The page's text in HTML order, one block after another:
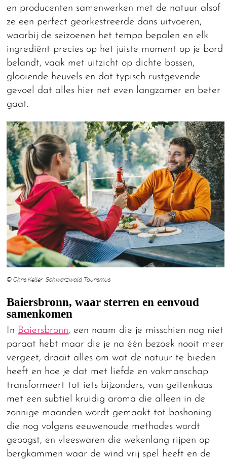
en producenten samenwerken met de natuur alsof
ze een perfect georkestreerde dans uitvoeren,
waarbij de seizoenen het tempo bepalen en elk
ingrediënt precies op het juiste moment op je bord
belandt, vaak met uitzicht op dichte bossen,
glooiende heuvels en dat typisch rustgevende
gevoel dat alles hier net even langzamer en beter
gaat.
© Chris Keller Schwarzwald Tourismus
Baiersbronn, waar sterren en eenvoud
samenkomen
In Baiersbronn, een naam die je misschien nog niet
paraat hebt maar die je na één bezoek nooit meer
vergeet, draait alles om wat de natuur te bieden
heeft en hoe je dat met liefde en vakmanschap
transformeert tot iets bijzonders, van geitenkaas
met een subtiel kruidig aroma die alleen in de
zonnige maanden wordt gemaakt tot boshoning
die nog volgens eeuwenoude methodes wordt
geoogst, en vleeswaren die wekenlang rijpen op
bergkammen waar de wind vrij spel heeft en de